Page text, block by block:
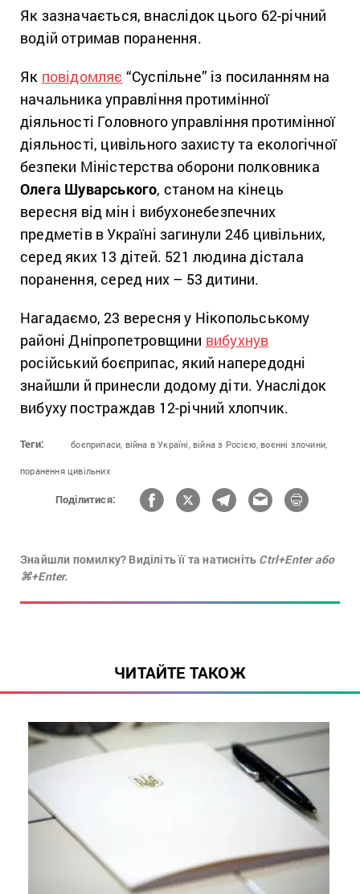
Як зазначається, внаслідок цього 62-річний
водій отримав поранення.
Як повідомляє “Суспільне” із посиланням на
начальника управління протимінної
діяльності Головного управління протимінної
діяльності, цивільного захисту та екологічної
безпеки Міністерства оборони полковника
Олега Шуварського, станом на кінець
вересня від мін і вибухонебезпечних
предметів в Україні загинули 246 цивільних,
серед яких 13 дітей. 521 людина дістала
поранення, серед них – 53 дитини.
Нагадаємо, 23 вересня у Нікопольському
районі Дніпропетровщини вибухнув
російський боєприпас, який напередодні
знайшли й принесли додому діти. Унаслідок
вибуху постраждав 12-річний хлопчик.
Теги: боєприпаси, війна в Україні, війна з Росією, воєнні злочини,
поранення цивільних
Поділитися:
Знайшли помилку? Виділіть її та натисніть Ctrl+Enter або
⌘+Enter.
ЧИТАЙТЕ ТАКОЖ